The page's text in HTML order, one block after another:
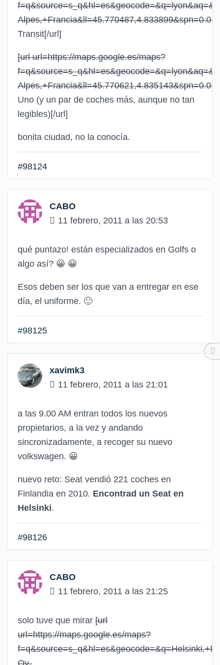
Transit[/url]
[url url=https://maps.google.es/maps?
Uno (y un par de coches más, aunque no tan
legibles)[/url]
bonita ciudad, no la conocía.
#98124
CABO
11 febrero, 2011 a las 20:53
qué puntazo! están especializados en Golfs o
algo así? 😀 😀
Esos deben ser los que van a entregar en ese
día, el uniforme. 🙂
#98125
xavimk3
11 febrero, 2011 a las 21:01
a las 9.00 AM entran todos los nuevos
propietarios, a la vez y andando
sincronizadamente, a recoger su nuevo
volkswagen. 😀
nuevo reto: Seat vendió 221 coches en
Finlandia en 2010. Encontrad un Seat en
Helsinki.
#98126
CABO
11 febrero, 2011 a las 21:25
solo tuve que mirar [url
url=https://maps.google.es/maps?